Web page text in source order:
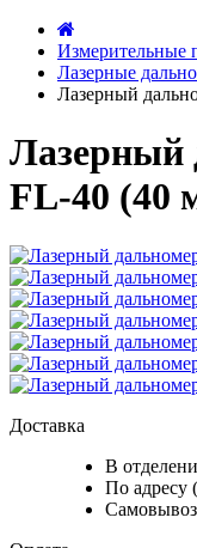
Измерительные
Лазерные
Лазерный
Лазерный
FL-40 (40
Доставка
В
По адресу